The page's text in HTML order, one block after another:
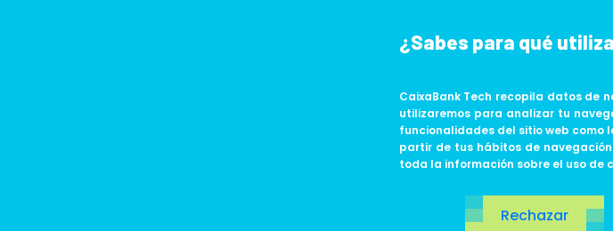
¿Sabes para qué
CaixaBank Tech recopila datos de
utilizaremos para analizar tu
funcionalidades del sitio web como
partir de tus hábitos de
toda la información sobre el uso de
Rechazar